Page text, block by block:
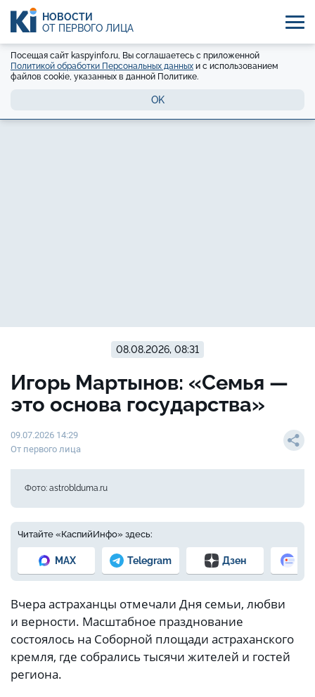
НОВОСТИ
ОТ ПЕРВОГО ЛИЦА
Посещая сайт kaspyinfo.ru, Вы соглашаетесь с приложенной
Политикой обработки Персональных данных и с использованием
файлов cookie, указанных в данной Политике.
OK
08.08.2026, 08:31
Игорь Мартынов: «Семья —
это основа государства»
09.07.2026 14:29
От первого лица
Фото: astroblduma.ru
Читайте «КаспийИнфо» здесь:
MAX Telegram Дзен
Вчера астраханцы отмечали Дня семьи, любви
и верности. Масштабное празднование
состоялось на Соборной площади астраханского
кремля, где собрались тысячи жителей и гостей
региона.